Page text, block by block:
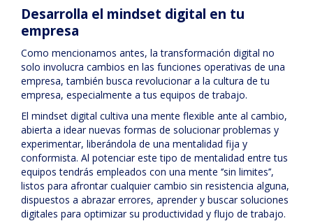
Desarrolla el mindset digital en tu
empresa
Como mencionamos antes, la transformación digital no
solo involucra cambios en las funciones operativas de una
empresa, también busca revolucionar a la cultura de tu
empresa, especialmente a tus equipos de trabajo.
El mindset digital cultiva una mente flexible ante al cambio,
abierta a idear nuevas formas de solucionar problemas y
experimentar, liberándola de una mentalidad fija y
conformista. Al potenciar este tipo de mentalidad entre tus
equipos tendrás empleados con una mente ‘’sin limites’’,
listos para afrontar cualquier cambio sin resistencia alguna,
dispuestos a abrazar errores, aprender y buscar soluciones
digitales para optimizar su productividad y flujo de trabajo.